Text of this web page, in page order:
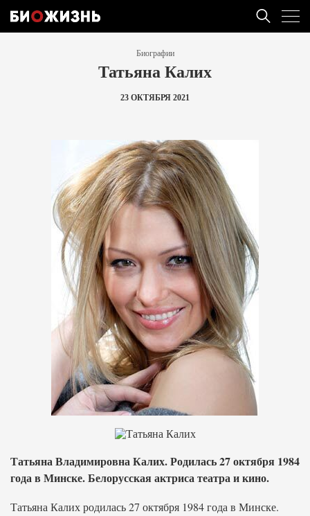
Биографии
Татьяна Калих
23 ОКТЯБРЯ 2021
Татьяна Владимировна Калих. Родилась 27 октября 1984
года в Минске. Белорусская актриса театра и кино.
Татьяна Калих родилась 27 октября 1984 года в Минске.